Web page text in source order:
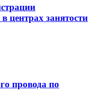
центрах занятости
провода по